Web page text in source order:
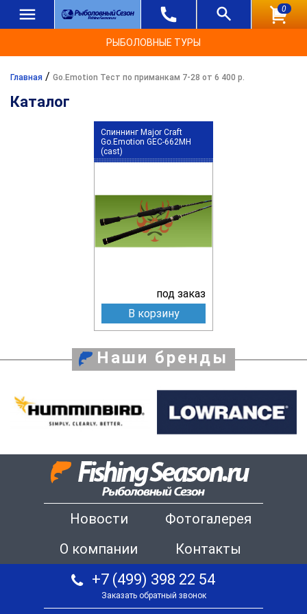
0
РЫБОЛОВНЫЕ ТУРЫ
Главная / Go.Emotion Тест по приманкам 7-28 от 6 400 р.
Каталог
Спиннинг Major Craft
Go.Emotion GEC-662MH
(cast)
под заказ
В корзину
Наши бренды
Новости
Фотогалерея
О компании
Контакты
+7 (499) 398 22 54
Заказать обратный звонок